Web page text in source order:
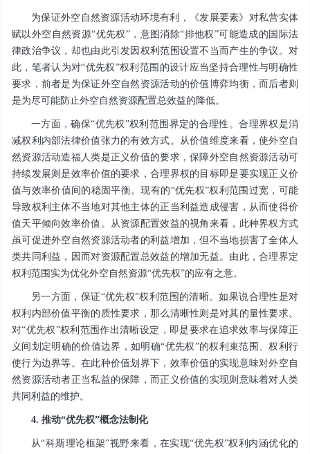
为保证外空自然资源活动环境有利，《发展要素》对私营实体
赋以外空自然资源“优先权”，意图消除“排他权”可能造成的国际法
律政治争议，却也由此引发因权利范围设置不当而产生的争议。对
此，笔者认为对“优先权”权利范围的设计应当坚持合理性与明确性
要求，前者是为保证外空自然资源活动的价值博弈均衡，而后者则
是为尽可能防止外空自然资源配置总效益的降低。
一方面，确保“优先权”权利范围界定的合理性。合理界权是消
减权利内部法律价值张力的有效方式。从价值维度来看，使外空自
然资源活动造福人类是正义价值的要求，保障外空自然资源活动可
持续发展则是效率价值的要求，合理界权的目标即是要实现正义价
值与效率价值间的稳固平衡。现有的“优先权”权利范围过宽，可能
导致权利主体不当地对其他主体的正当利益造成侵害，从而使得价
值天平倾向效率价值。从资源配置效益的视角来看，此种界权方式
虽可促进外空自然资源活动者的利益增加，但不当地损害了全体人
类共同利益，因而对资源配置总效益的增加无益。由此，合理界定
权利范围实为优化外空自然资源“优先权”的应有之意。
另一方面，保证“优先权”权利范围的清晰。如果说合理性是对
权利内部价值平衡的质性要求，那么清晰性则是对其的量性要求。
对“优先权”权利范围作出清晰设定，即是要求在追求效率与保障正
义间划定明确的价值边界，如明确“优先权”的权利束范围、权利行
使行为边界等。在此种价值划界下，效率价值的实现意味对外空自
然资源活动者正当私益的保障，而正义价值的实现则意味着对人类
共同利益的维护。
4. 推动“优先权”概念法制化
从“科斯理论框架”视野来看，在实现“优先权”权利内涵优化的